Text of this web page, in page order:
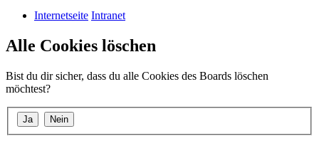
Internetseite Intranet
Alle Cookies löschen
Bist du dir sicher, dass du alle Cookies des Boards löschen
möchtest?